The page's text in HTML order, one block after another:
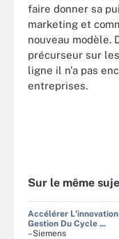
faire donner sa
marketing et
nouveau modèle.
précurseur sur
ligne il n'a pas
entreprises.
Sur le même
Accélérer
Gestion Du Cycle ...
–Siemens